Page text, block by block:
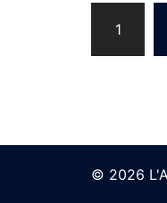
des
1
© 2026